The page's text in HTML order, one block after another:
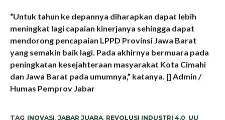
“Untuk tahun ke depannya diharapkan dapat lebih
meningkat lagi capaian kinerjanya sehingga dapat
mendorong pencapaian LPPD Provinsi Jawa Barat
yang semakin baik lagi. Pada akhirnya bermuara pada
peningkatan kesejahteraan masyarakat Kota Cimahi
dan Jawa Barat pada umumnya,” katanya. [] Admin /
Humas Pemprov Jabar
TAG INOVASI, JABAR JUARA, REVOLUSI INDUSTRI 4.0, UU